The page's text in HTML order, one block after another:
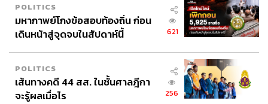
POLITICS
มหากาพย์โกงข้อสอบท้องถิ่น ก่อน
เดินหน้าสู่จุดจบในสัปดาห์นี้
621
POLITICS
เส้นทางคดี 44 สส. ในชั้นศาลฎีกา
จะรู้ผลเมื่อไร
256